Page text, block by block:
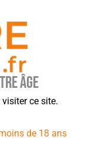
âge
ce site.
de 18 ans